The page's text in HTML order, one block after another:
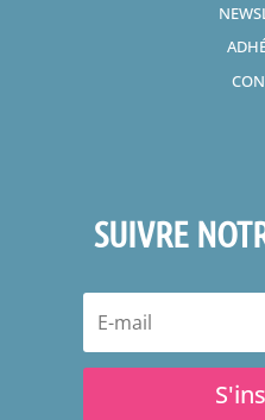
SUIVRE